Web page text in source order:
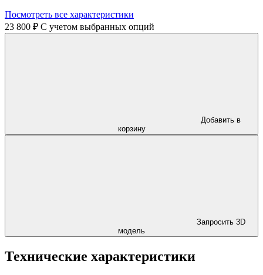
Посмотреть все характеристики
23 800 ₽ C учетом выбранных опций
Добавить в
корзину
Запросить 3D
модель
Технические характеристики